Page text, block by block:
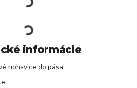
informácie
nohavice do pása